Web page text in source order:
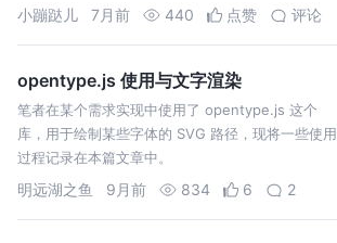
小蹦跶儿 7月前 440 点赞 评论
opentype.js 使用与文字渲染
笔者在某个需求实现中使用了 opentype.js 这个
库，用于绘制某些字体的 SVG 路径，现将一些使用
过程记录在本篇文章中。
明远湖之鱼 9月前 834 6 2